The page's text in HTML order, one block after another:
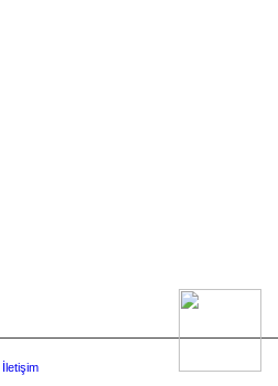
İletişim